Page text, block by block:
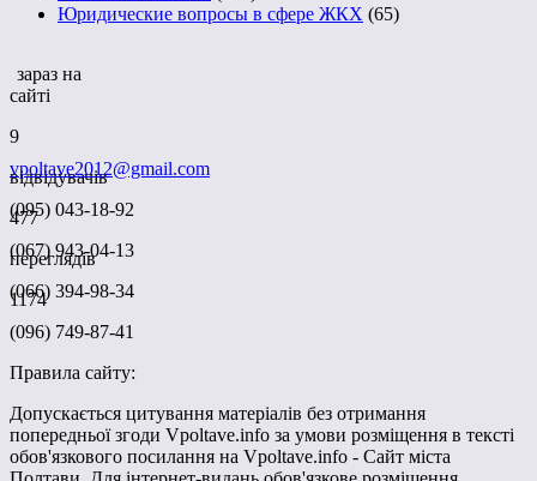
Юридические вопросы в сфере ЖКХ (65)
зараз на
сайті
9
відвідувачів
477
переглядів
1174
vpoltave2012@gmail.com
(095) 043-18-92
(067) 943-04-13
(066) 394-98-34
(096) 749-87-41
Правила сайту:
Допускається цитування матеріалів без отримання
попередньої згоди Vpoltave.info за умови розміщення в тексті
обов'язкового посилання на Vpoltave.info - Сайт міста